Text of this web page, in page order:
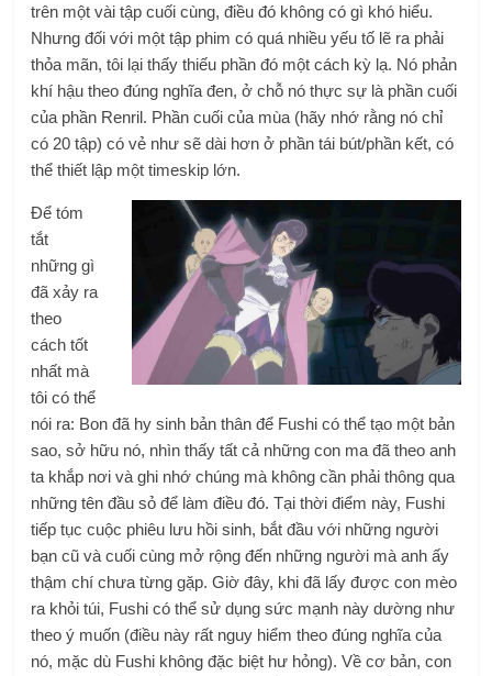
trên một vài tập cuối cùng, điều đó không có gì khó hiểu.
Nhưng đối với một tập phim có quá nhiều yếu tố lẽ ra phải
thỏa mãn, tôi lại thấy thiếu phần đó một cách kỳ lạ. Nó phản
khí hậu theo đúng nghĩa đen, ở chỗ nó thực sự là phần cuối
của phần Renril. Phần cuối của mùa (hãy nhớ rằng nó chỉ
có 20 tập) có vẻ như sẽ dài hơn ở phần tái bút/phần kết, có
thể thiết lập một timeskip lớn.
Để tóm
tắt
những gì
đã xảy ra
theo
cách tốt
nhất mà
tôi có thể
nói ra: Bon đã hy sinh bản thân để Fushi có thể tạo một bản
sao, sở hữu nó, nhìn thấy tất cả những con ma đã theo anh
ta khắp nơi và ghi nhớ chúng mà không cần phải thông qua
những tên đầu sỏ để làm điều đó. Tại thời điểm này, Fushi
tiếp tục cuộc phiêu lưu hồi sinh, bắt đầu với những người
bạn cũ và cuối cùng mở rộng đến những người mà anh ấy
thậm chí chưa từng gặp. Giờ đây, khi đã lấy được con mèo
ra khỏi túi, Fushi có thể sử dụng sức mạnh này dường như
theo ý muốn (điều này rất nguy hiểm theo đúng nghĩa của
nó, mặc dù Fushi không đặc biệt hư hỏng). Về cơ bản, con